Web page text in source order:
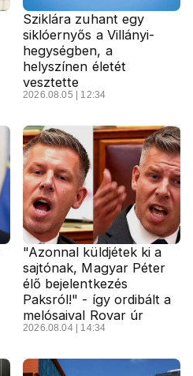
Sziklára zuhant egy
siklóernyős a Villányi-
hegységben, a
helyszínen életét
vesztette
2026.08.05 | 12:34
"Azonnal küldjétek ki a
sajtónak, Magyar Péter
élő bejelentkezés
Paksról!" - így ordibált a
melósaival Rovar úr
2026.08.04 | 14:34